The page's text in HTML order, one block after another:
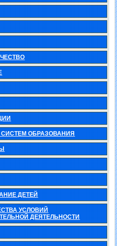
ОБРАЗОВАНИЯ
ДЕТЕЙ
УСЛОВИЙ
ДЕЯТЕЛЬНОСТИ